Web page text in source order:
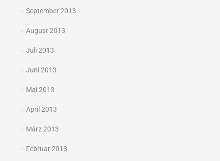
September 2013
August 2013
Juli 2013
Juni 2013
Mai 2013
April 2013
März 2013
Februar 2013